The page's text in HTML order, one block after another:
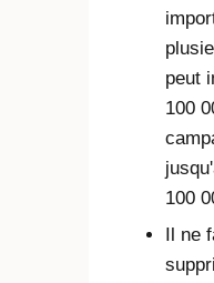
peut
100
100
Il ne